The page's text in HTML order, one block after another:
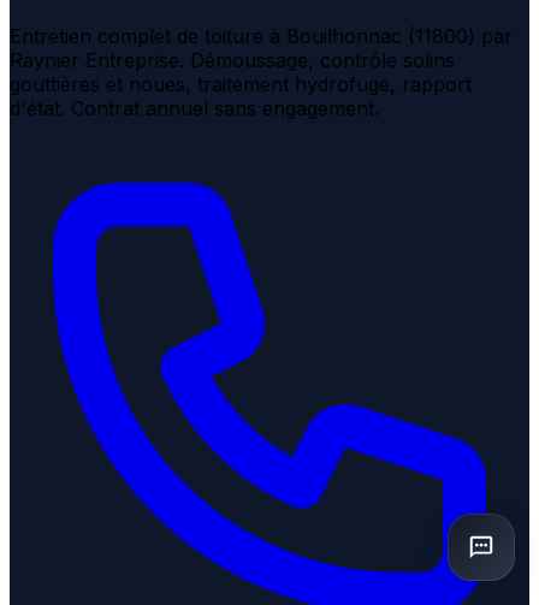
Entretien complet de toiture à Bouilhonnac (11800) par
Raynier Entreprise. Démoussage, contrôle solins
gouttières et noues, traitement hydrofuge, rapport
d'état. Contrat annuel sans engagement.